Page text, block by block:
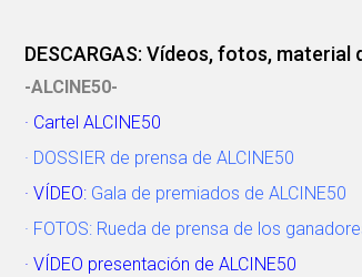
DESCARGAS: Vídeos, fotos, material
-ALCINE50-
· Cartel ALCINE50
· DOSSIER de prensa de ALCINE50
· VÍDEO: Gala de premiados de ALCINE50
· FOTOS: Rueda de prensa de los
· VÍDEO presentación de ALCINE50